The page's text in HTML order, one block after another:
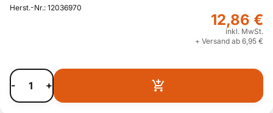
Herst.-Nr.: 12036970
12,86 €
inkl. MwSt.
+ Versand ab 6,95 €
- +